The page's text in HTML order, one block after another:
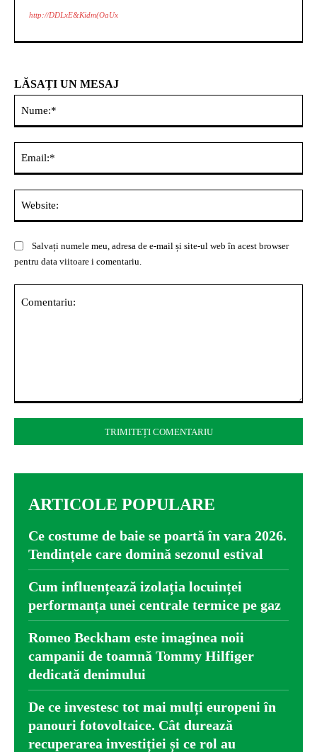
http://DDLxE&Kidm(OaUx
LĂSAȚI UN MESAJ
Salvați numele meu, adresa de e-mail și site-ul web în acest browser
pentru data viitoare i comentariu.
ARTICOLE POPULARE
Ce costume de baie se poartă în vara 2026.
Tendințele care domină sezonul estival
Cum influențează izolația locuinței
performanța unei centrale termice pe gaz
Romeo Beckham este imaginea noii
campanii de toamnă Tommy Hilfiger
dedicată denimului
De ce investesc tot mai mulți europeni în
panouri fotovoltaice. Cât durează
recuperarea investiției și ce rol au